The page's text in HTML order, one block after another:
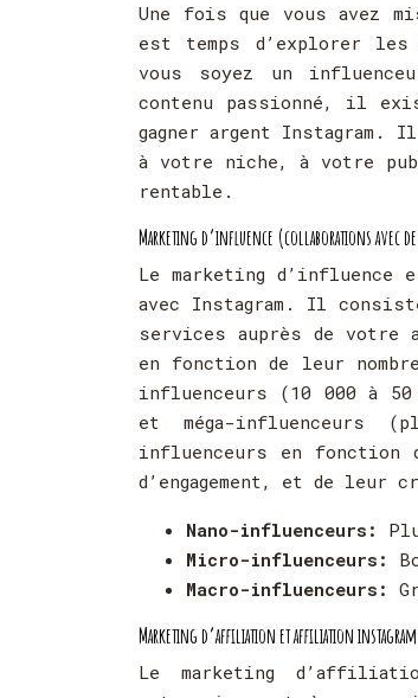
Une fois que vous avez
est temps d’explorer
vous soyez un
contenu passionné, il
gagner argent Instagram.
à votre niche, à votre
rentable.
Marketing d’influence (collaborations avec
Le marketing d’influence
avec Instagram. Il
services auprès de votre
en fonction de leur
influenceurs (10 000 à 50
et méga-influenceurs
influenceurs en
d’engagement, et de leur
Nano-influenceurs:
Micro-influenceurs:
Macro-influenceurs:
Marketing d’affiliation et affiliation
Le marketing